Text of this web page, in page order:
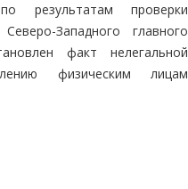
результатам проверки
Западного главного
факт нелегальной
физическим лицам